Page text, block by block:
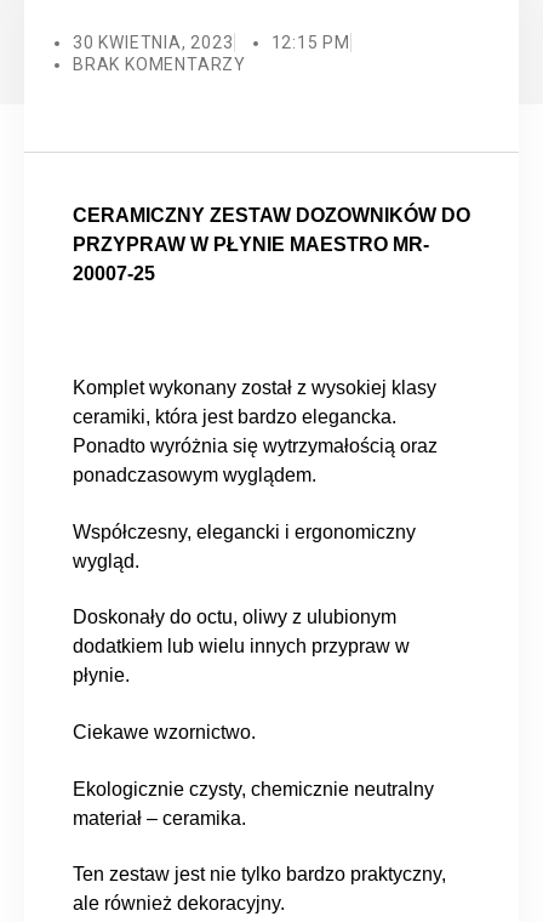
30 KWIETNIA, 2023
12:15 PM
BRAK KOMENTARZY
CERAMICZNY ZESTAW DOZOWNIKÓW DO
PRZYPRAW W PŁYNIE MAESTRO MR-
20007-25
Komplet wykonany został z wysokiej klasy
ceramiki, która jest bardzo elegancka.
Ponadto wyróżnia się wytrzymałością oraz
ponadczasowym wyglądem.
Współczesny, elegancki i ergonomiczny
wygląd.
Doskonały do octu, oliwy z ulubionym
dodatkiem lub wielu innych przypraw w
płynie.
Ciekawe wzornictwo.
Ekologicznie czysty, chemicznie neutralny
materiał – ceramika.
Ten zestaw jest nie tylko bardzo praktyczny,
ale również dekoracyjny.